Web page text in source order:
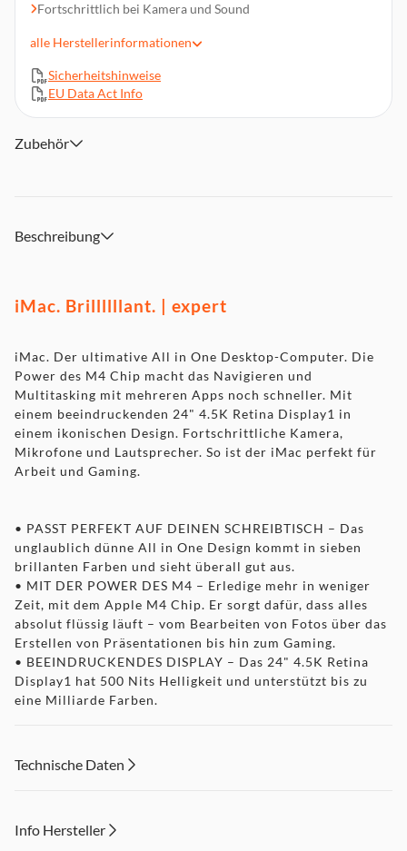
Fortschrittlich bei Kamera und Sound
Verbinde alles
Datenschutz und Sicherheit sind direkt mit eingebaut
alle Herstellerinformationen
Sicherheitshinweise
EU Data Act Info
Zubehör
Beschreibung
iMac. Brillllllant. | expert
iMac. Der ultimative All in One Desktop-Computer. Die
Power des M4 Chip macht das Navigieren und
Multitasking mit mehreren Apps noch schneller. Mit
einem beeindruckenden 24" 4.5K Retina Display1 in
einem ikonischen Design. Fortschrittliche Kamera,
Mikrofone und Lautsprecher. So ist der iMac perfekt für
Arbeit und Gaming.
• PASST PERFEKT AUF DEINEN SCHREIBTISCH – Das
unglaublich dünne All in One Design kommt in sieben
brillanten Farben und sieht überall gut aus.
• MIT DER POWER DES M4 – Erledige mehr in weniger
Zeit, mit dem Apple M4 Chip. Er sorgt dafür, dass alles
absolut flüssig läuft – vom Bearbeiten von Fotos über das
Erstellen von Präsentationen bis hin zum Gaming.
• BEEINDRUCKENDES DISPLAY – Das 24" 4.5K Retina
Display1 hat 500 Nits Helligkeit und unterstützt bis zu
eine Milliarde Farben.
Studioqualität und sechs Lautsprechern mit 3D Audio
bleibst du immer in der Bildmitte und klingst großartig.
Photoshop und Zoom, laufen auf macOS blitzschnell.
Technische Daten
Info Hersteller